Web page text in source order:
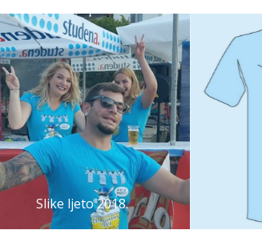
Slike ljeto 2018.